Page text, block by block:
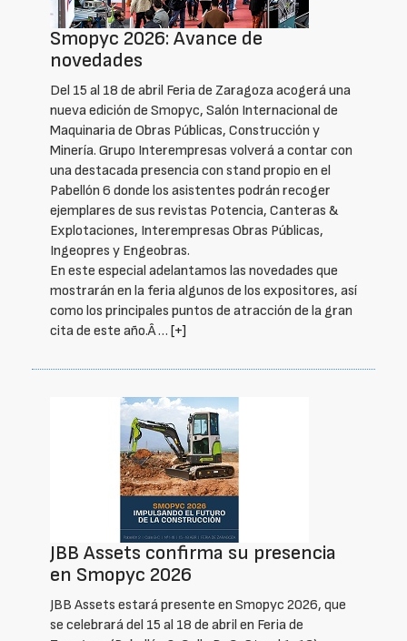
Smopyc 2026: Avance de
novedades
Del 15 al 18 de abril Feria de Zaragoza acogerá una
nueva edición de Smopyc, Salón Internacional de
Maquinaria de Obras Públicas, Construcción y
Minería. Grupo Interempresas volverá a contar con
una destacada presencia con stand propio en el
Pabellón 6 donde los asistentes podrán recoger
ejemplares de sus revistas Potencia, Canteras &
Explotaciones, Interempresas Obras Públicas,
Ingeopres y Engeobras.
En este especial adelantamos las novedades que
mostrarán en la feria algunos de los expositores, así
como los principales puntos de atracción de la gran
cita de este año.Â … [+]
JBB Assets confirma su presencia
en Smopyc 2026
JBB Assets estará presente en Smopyc 2026, que
se celebrará del 15 al 18 de abril en Feria de